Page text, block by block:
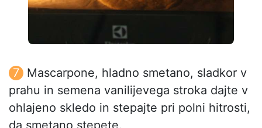
Mascarpone, hladno smetano, sladkor v
prahu in semena vanilijevega stroka dajte v
ohlajeno skledo in stepajte pri polni hitrosti,
da smetano stepete.